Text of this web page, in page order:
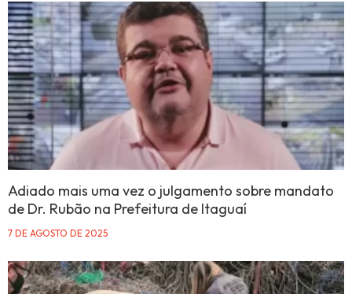
Adiado mais uma vez o julgamento sobre mandato
de Dr. Rubão na Prefeitura de Itaguaí
7 DE AGOSTO DE 2025